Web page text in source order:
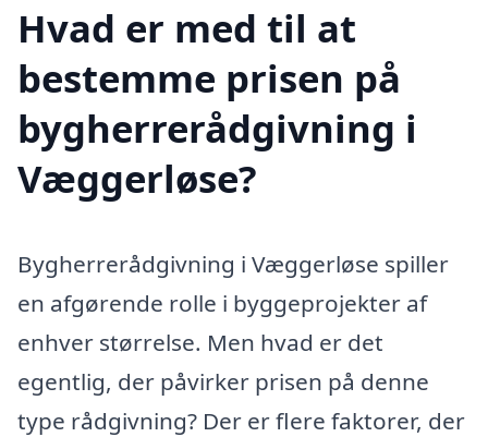
Hvad er med til at
bestemme prisen på
bygherrerådgivning i
Væggerløse?
Bygherrerådgivning i Væggerløse spiller
en afgørende rolle i byggeprojekter af
enhver størrelse. Men hvad er det
egentlig, der påvirker prisen på denne
type rådgivning? Der er flere faktorer, der